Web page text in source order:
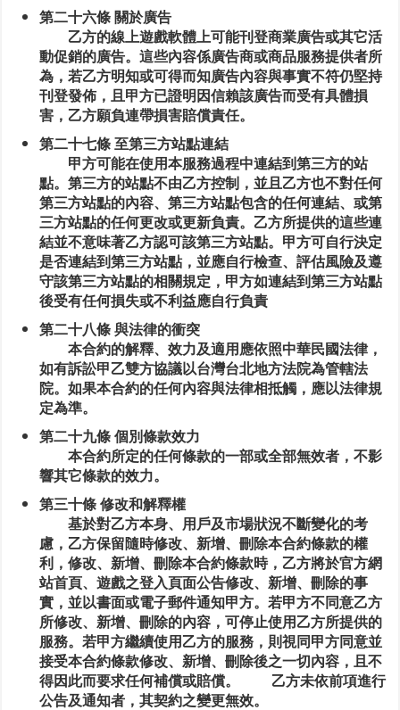
第二十六條 關於廣告
乙方的線上遊戲軟體上可能刊登商業廣告或其它活
動促銷的廣告。這些內容係廣告商或商品服務提供者所
為，若乙方明知或可得而知廣告內容與事實不符仍堅持
刊登發佈，且甲方已證明因信賴該廣告而受有具體損
害，乙方願負連帶損害賠償責任。
第二十七條 至第三方站點連結
甲方可能在使用本服務過程中連結到第三方的站
點。第三方的站點不由乙方控制，並且乙方也不對任何
第三方站點的內容、第三方站點包含的任何連結、或第
三方站點的任何更改或更新負責。乙方所提供的這些連
結並不意味著乙方認可該第三方站點。甲方可自行決定
是否連結到第三方站點，並應自行檢查、評估風險及遵
守該第三方站點的相關規定，甲方如連結到第三方站點
後受有任何損失或不利益應自行負責
第二十八條 與法律的衝突
本合約的解釋、效力及適用應依照中華民國法律，
如有訴訟甲乙雙方協議以台灣台北地方法院為管轄法
院。如果本合約的任何內容與法律相抵觸，應以法律規
定為準。
第二十九條 個別條款效力
本合約所定的任何條款的一部或全部無效者，不影
響其它條款的效力。
第三十條 修改和解釋權
基於對乙方本身、用戶及市場狀況不斷變化的考
慮，乙方保留隨時修改、新增、刪除本合約條款的權
利，修改、新增、刪除本合約條款時，乙方將於官方網
站首頁、遊戲之登入頁面公告修改、新增、刪除的事
實，並以書面或電子郵件通知甲方。若甲方不同意乙方
所修改、新增、刪除的內容，可停止使用乙方所提供的
服務。若甲方繼續使用乙方的服務，則視同甲方同意並
接受本合約條款修改、新增、刪除後之一切內容，且不
得因此而要求任何補償或賠償。 乙方未依前項進行
公告及通知者，其契約之變更無效。